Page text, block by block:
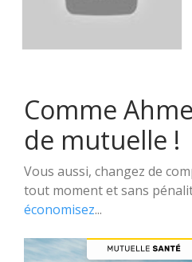
Comme
de mutuelle !
Vous aussi, changez de
tout moment et sans
économisez...